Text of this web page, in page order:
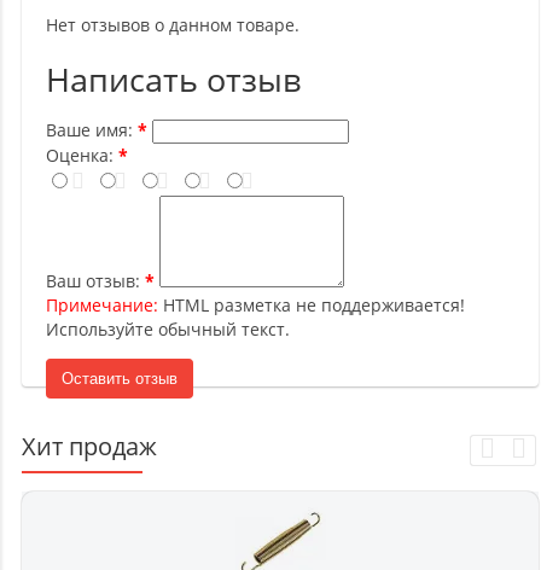
Нет отзывов о данном товаре.
Написать отзыв
Ваше имя:
Оценка:
Ваш отзыв:
Примечание: HTML разметка не поддерживается!
Используйте обычный текст.
Оставить отзыв
Хит продаж